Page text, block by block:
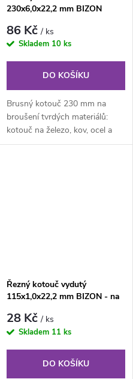
230x6,0x22,2 mm BIZON
86 Kč/ ks
Skladem 10 ks
DO KOŠÍKU
Brusný kotouč 230 mm na
broušení tvrdých materiálů:
kotouč na železo, kov, ocel a
nerez.
Řezný kotouč vydutý
115x1,0x22,2 mm BIZON - na
28 Kč/ ks
Skladem 11 ks
DO KOŠÍKU